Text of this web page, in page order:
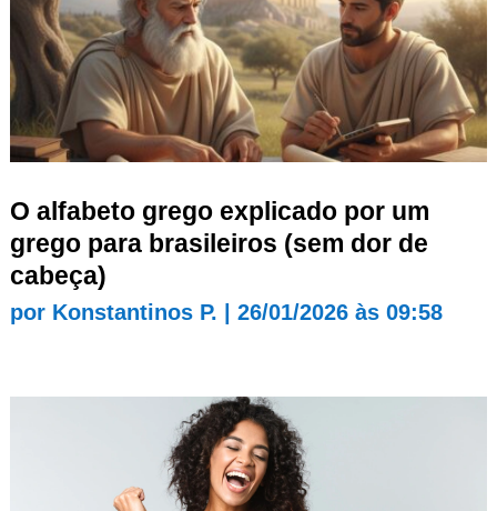
O alfabeto grego explicado por um
grego para brasileiros (sem dor de
cabeça)
por Konstantinos P. 26/01/2026 às 09:58